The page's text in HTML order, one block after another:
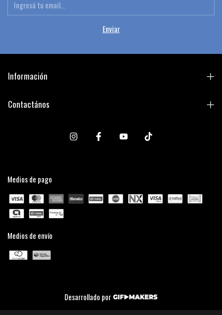
Información
Contactános
Medios de pago
Medios de envío
Desarrollado por